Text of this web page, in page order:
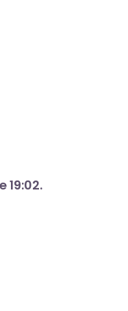
19:02.